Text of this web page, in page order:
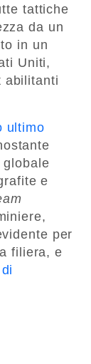
tattiche
da un
in un
Uniti,
abilitanti
ultimo
globale
e
per
filiera, e